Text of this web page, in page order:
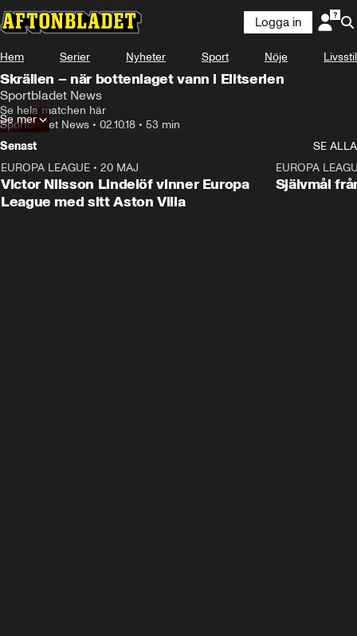
Logga in
Hem Serier Nyheter Sport Nöje Livsstil
Skrällen – när bottenlaget vann i Elitserien
Sportbladet News
Se hela matchen här
Sportbladet News • 02.10.18 • 53 min
Se mer
Senast
SE ALLA
EUROPA LEAGUE • 20 MAJ
Victor Nilsson Lindelöf vinner Europa
League med sitt Aston Villa
EUROPA
Självmål